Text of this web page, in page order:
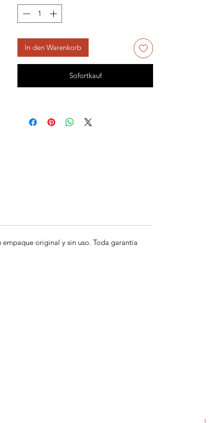
In den Warenkorb
Sofortkauf
original y sin uso. Toda garantia